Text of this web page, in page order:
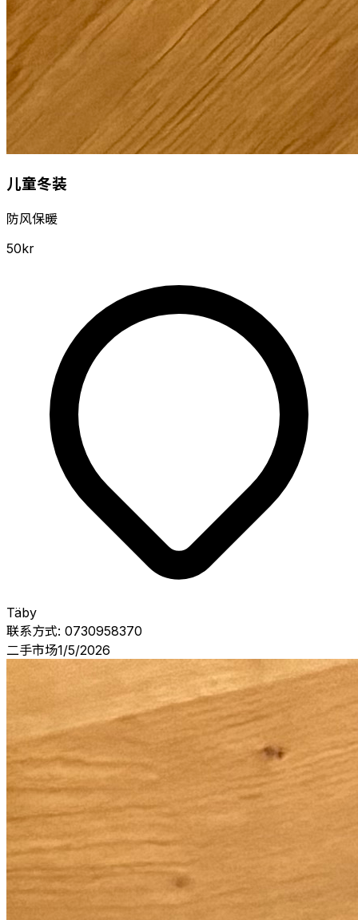
儿童冬装
防风保暖
50kr
Täby
联系方式: 0730958370
二手市场1/5/2026